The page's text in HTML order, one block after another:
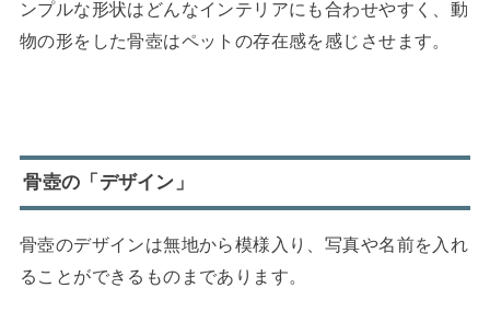
ンプルな形状はどんなインテリアにも合わせやすく、動
物の形をした骨壺はペットの存在感を感じさせます。
骨壺の「デザイン」
骨壺のデザインは無地から模様入り、写真や名前を入れ
ることができるものまであります。